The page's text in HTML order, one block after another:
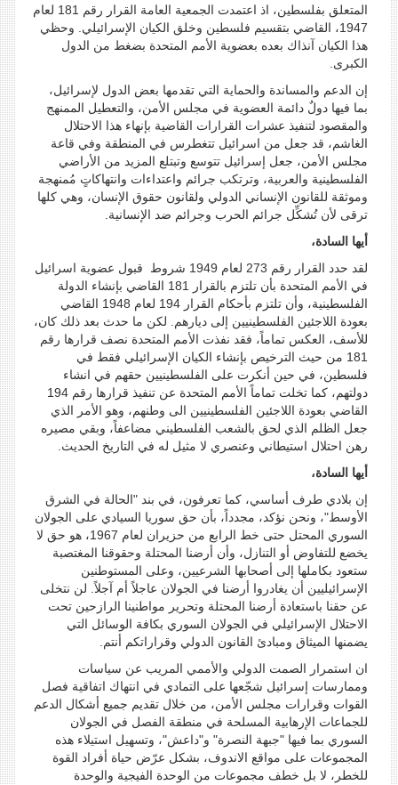
المتعلق بفلسطين، اذ اعتمدت الجمعية العامة القرار رقم 181 لعام
1947، القاضي بتقسيم فلسطين وخلق الكيان الإسرائيلي. وحظي
هذا الكيان آنذاك بعده بعضوية الأمم المتحدة بضغط من الدول
الكبرى.
إن الدعم والمساندة والحماية التي تقدمها بعض الدول لإسرائيل،
بما فيها دولٌ دائمة العضوية في مجلس الأمن، والتعطيل الممنهج
والمقصود لتنفيذ عشرات القرارات القاضية بإنهاء هذا الاحتلال
الغاشم، قد جعل من اسرائيل تتغطرس في المنطقة وفي قاعة
مجلس الأمن، جعل إسرائيل تتوسع وتبتلع المزيد من الأراضي
الفلسطينية والعربية، وترتكب جرائم واعتداءات وانتهاكاتٍ مُمنهجة
وموثقة للقانون الإنساني الدولي ولقانون حقوق الإنسان، وهي كلها
ترقى لأن تُشكِّل جرائم الحرب وجرائم ضد الإنسانية.
أيها السادة،
لقد حدد القرار رقم 273 لعام 1949 شروط قبول عضوية اسرائيل
في الأمم المتحدة بأن تلتزم بالقرار 181 القاضي بإنشاء الدولة
الفلسطينية، وأن تلتزم بأحكام القرار 194 لعام 1948 القاضي
بعودة اللاجئين الفلسطينيين إلى ديارهم. لكن ما حدث بعد ذلك كان،
للأسف، العكس تماماً، فقد نفذت الأمم المتحدة نصف قرارها رقم
181 من حيث الترخيص بإنشاء الكيان الإسرائيلي فقط في
فلسطين، في حين أنكرت على الفلسطينيين حقهم في انشاء
دولتهم، كما تخلت تماماً الأمم المتحدة عن تنفيذ قرارها رقم 194
القاضي بعودة اللاجئين الفلسطينيين الى وطنهم، وهو الأمر الذي
جعل الظلم الذي لحق بالشعب الفلسطيني مضاعفاً، وبقي مصيره
رهن احتلال استيطاني وعنصري لا مثيل له في التاريخ الحديث.
أيها السادة،
إن بلادي طرف أساسي، كما تعرفون، في بند "الحالة في الشرق
الأوسط"، ونحن نؤكد، مجدداً، بأن حق سوريا السيادي على الجولان
السوري المحتل حتى خط الرابع من حزيران لعام 1967، هو حق لا
يخضع للتفاوض أو التنازل، وأن أرضنا المحتلة وحقوقنا المغتصبة
ستعود بكاملها إلى أصحابها الشرعيين، وعلى المستوطنين
الإسرائيليين أن يغادروا أرضنا في الجولان عاجلاً أم آجلاً. لن نتخلى
عن حقنا باستعادة أرضنا المحتلة وتحرير مواطنينا الرازحين تحت
الاحتلال الإسرائيلي في الجولان السوري بكافة الوسائل التي
يضمنها الميثاق ومبادئ القانون الدولي وقراراتكم أنتم.
ان استمرار الصمت الدولي والأممي المريب عن سياسات
وممارسات إسرائيل شجّعها على التمادي في انتهاك اتفاقية فصل
القوات وقرارات مجلس الأمن، من خلال تقديم جميع أشكال الدعم
للجماعات الإرهابية المسلحة في منطقة الفصل في الجولان
السوري بما فيها "جبهة النصرة" و"داعش"، وتسهيل استيلاء هذه
المجموعات على مواقع الاندوف، بشكل عرّض حياة أفراد القوة
للخطر، لا بل خطف مجموعات من الوحدة الفيجية والوحدة